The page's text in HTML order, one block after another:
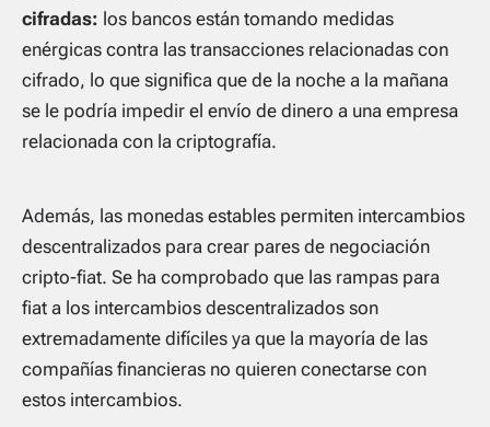
cifradas: los bancos están tomando medidas
enérgicas contra las transacciones relacionadas con
cifrado, lo que significa que de la noche a la mañana
se le podría impedir el envío de dinero a una empresa
relacionada con la criptografía.
Además, las monedas estables permiten intercambios
descentralizados para crear pares de negociación
cripto-fiat. Se ha comprobado que las rampas para
fiat a los intercambios descentralizados son
extremadamente difíciles ya que la mayoría de las
compañías financieras no quieren conectarse con
estos intercambios.